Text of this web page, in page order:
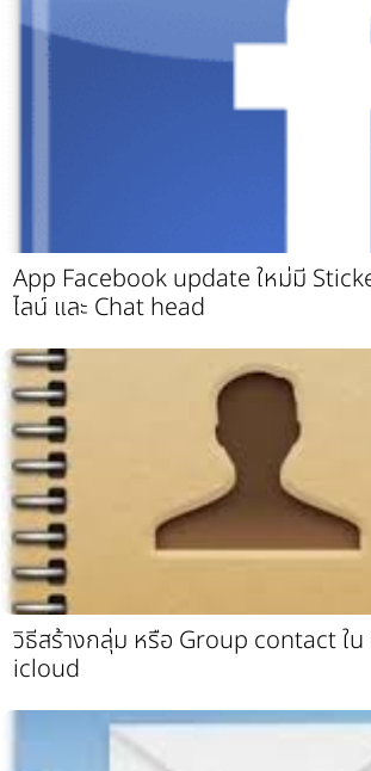
App Facebook update ใหม่มี
ไลน์ และ Chat head
วิธีสร้างกลุ่ม หรือ Group contact ใน
icloud